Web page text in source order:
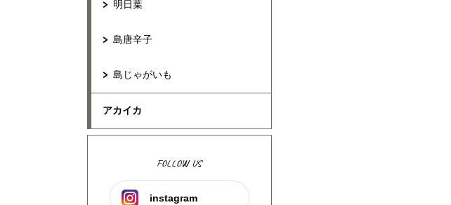
明日葉
島唐辛子
島じゃがいも
アカイカ
FOLLOW US
instagram